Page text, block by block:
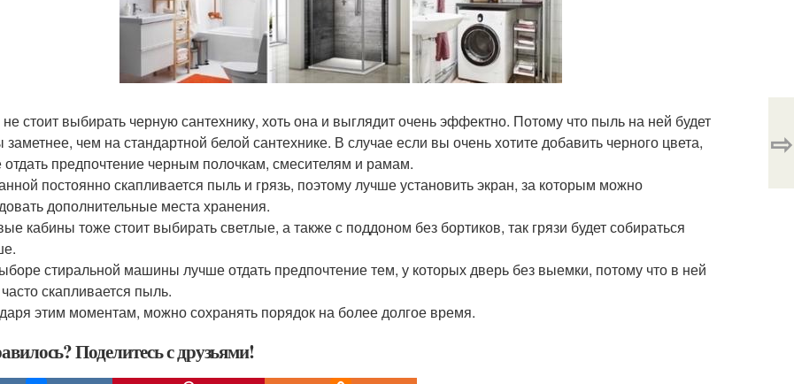
стоит выбирать черную сантехнику, хоть она и выглядит очень эффектно. Потому что пыль на ней будет
заметнее, чем на стандартной белой сантехнике. В случае если вы очень хотите добавить черного цвета,
предпочтение черным полочкам, смесителям и рамам.
постоянно скапливается пыль и грязь, поэтому лучше установить экран, за которым можно
дополнительные места хранения.
кабины тоже стоит выбирать светлые, а также с поддоном без бортиков, так грязи будет собираться
стиральной машины лучше отдать предпочтение тем, у которых дверь без выемки, потому что в ней
скапливается пыль.
этим моментам, можно сохранять порядок на более долгое время.
Поделитесь с друзьями!
⇨